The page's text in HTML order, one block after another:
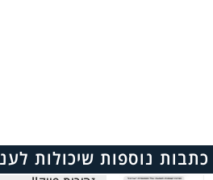
כתבות נוספות שיכולות